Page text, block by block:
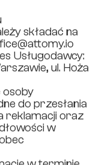
składać na
Usługodawcy:
ul. Hoża
osoby
do przesłania
reklamacji oraz
w